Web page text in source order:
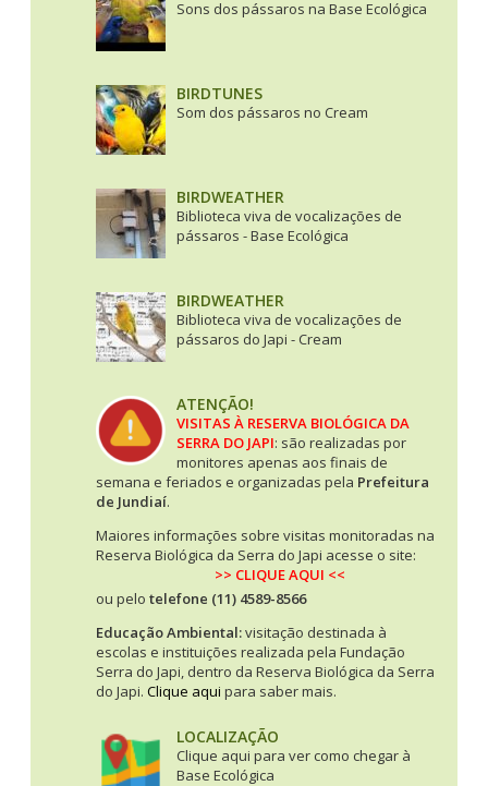
Sons dos pássaros na Base Ecológica
BIRDTUNES
Som dos pássaros no Cream
BIRDWEATHER
Biblioteca viva de vocalizações de
pássaros - Base Ecológica
BIRDWEATHER
Biblioteca viva de vocalizações de
pássaros do Japi - Cream
ATENÇÃO!
VISITAS À RESERVA BIOLÓGICA DA
SERRA DO JAPI: são realizadas por
monitores apenas aos finais de
semana e feriados e organizadas pela Prefeitura
de Jundiaí.
Maiores informações sobre visitas monitoradas na
Reserva Biológica da Serra do Japi acesse o site:
>> CLIQUE AQUI <<
ou pelo telefone (11) 4589-8566
Educação Ambiental:visitação destinada à
escolas e instituições realizada pela Fundação
Serra do Japi, dentro da Reserva Biológica da Serra
do Japi. Clique aqui para saber mais.
LOCALIZAÇÃO
Clique aqui para ver como chegar à
Base Ecológica